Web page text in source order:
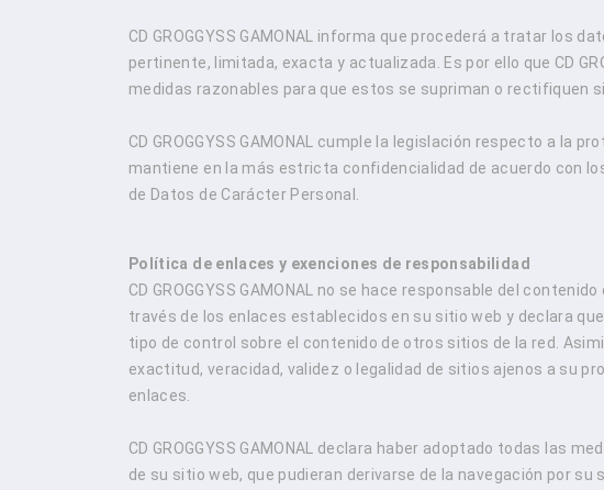
CD GROGGYSS GAMONAL informa que procederá a tratar los
pertinente, limitada, exacta y actualizada. Es por ello que CD
medidas razonables para que estos se supriman o rectifiquen
CD GROGGYSS GAMONAL cumple la legislación respecto a la
mantiene en la más estricta confidencialidad de acuerdo con
de Datos de Carácter Personal.
Política de enlaces y exenciones de responsabilidad
CD GROGGYSS GAMONAL no se hace responsable del
través de los enlaces establecidos en su sitio web y declara
tipo de control sobre el contenido de otros sitios de la red.
exactitud, veracidad, validez o legalidad de sitios ajenos a su
enlaces.
CD GROGGYSS GAMONAL declara haber adoptado todas las
de su sitio web, que pudieran derivarse de la navegación por su